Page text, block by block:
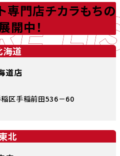
専門店チカラもちの
開中！
海道
道店
区手稲前田536－60
北